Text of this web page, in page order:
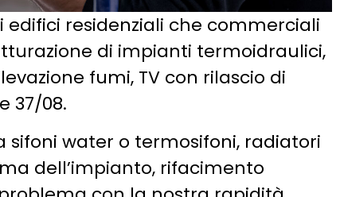
residenziali che commerciali
di impianti termoidraulici,
fumi, TV con rilascio di
37/08.
sifoni water o termosifoni, radiatori
dell’impianto, rifacimento